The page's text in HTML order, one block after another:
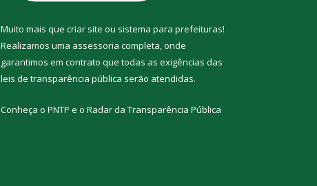
Muito mais que criar site ou sistema para prefeituras!
Realizamos uma assessoria completa, onde
garantimos em contrato que todas as exigências das
leis de transparência pública serão atendidas.
Conheça o PNTP e o Radar da Transparência Pública